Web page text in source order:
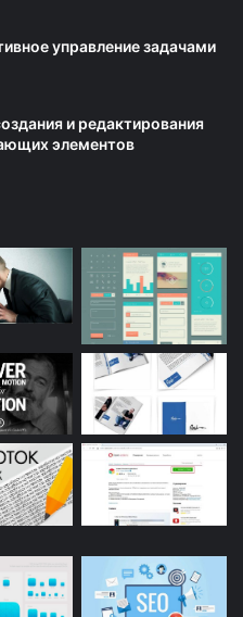
управление задачами
и редактирования
элементов